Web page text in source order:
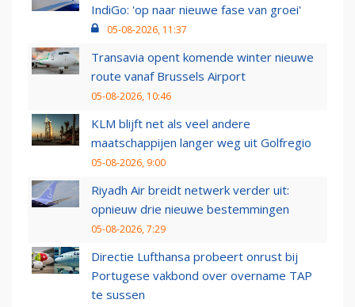
IndiGo: 'op naar nieuwe fase van groei'
05-08-2026, 11:37
Transavia opent komende winter nieuwe
route vanaf Brussels Airport
05-08-2026, 10:46
KLM blijft net als veel andere
maatschappijen langer weg uit Golfregio
05-08-2026, 9:00
Riyadh Air breidt netwerk verder uit:
opnieuw drie nieuwe bestemmingen
05-08-2026, 7:29
Directie Lufthansa probeert onrust bij
Portugese vakbond over overname TAP
te sussen